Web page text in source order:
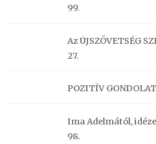
99.
Az ÚJSZÖVETSÉG
27.
POZITÍV
Ima Adelmától,
98.